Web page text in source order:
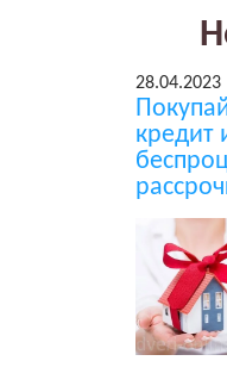
28.04.2023
кредит